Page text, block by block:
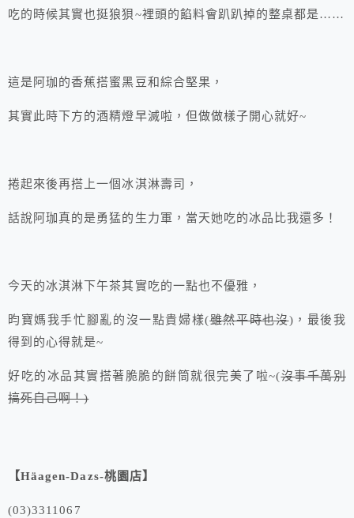
吃的時候其實也挺狼狽~裡頭的餡料會趴趴掉的整桌都是……
這是阿珈的香蕉搭蜜黑豆和綜合堅果，
其實此時下方的酒精燈早滅啦，但做做樣子開心就好~
捲起來後再搭上一個冰淇淋壽司，
話說阿珈真的是勇猛的生力軍，當天她吃的冰品比我還多！
今天的冰淇淋下午茶其實吃的一點也不優雅，
昀寶媽我手忙腳亂的沒一點貴婦樣(雖然平時也沒)，最後我
得到的心得就是~
好吃的冰品其實搭著脆脆的餅筒就很完美了啦~(沒事千萬別
搞死自己啊！)
【Häagen-Dazs-桃園店】
(03)3311067